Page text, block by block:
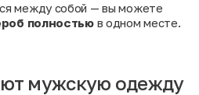
между собой — вы можете
полностьюв одном месте.
мужскую одежду